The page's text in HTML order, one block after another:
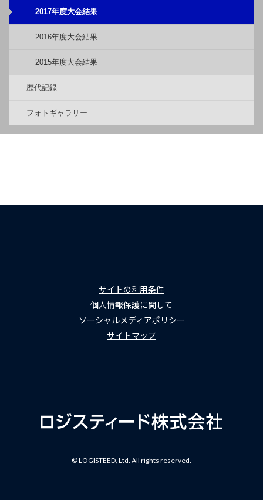
2017年度大会結果
2016年度大会結果
2015年度大会結果
歴代記録
フォトギャラリー
サイトの利用条件
個人情報保護に関して
ソーシャルメディアポリシー
サイトマップ
© LOGISTEED, Ltd. All rights reserved.